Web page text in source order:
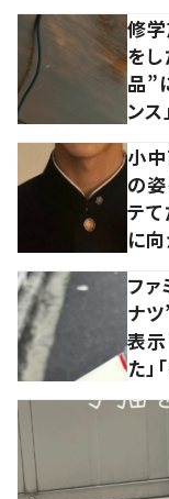
修
を
品”
ンス
小
の
テて
に向
フ
ナ
表示
た」